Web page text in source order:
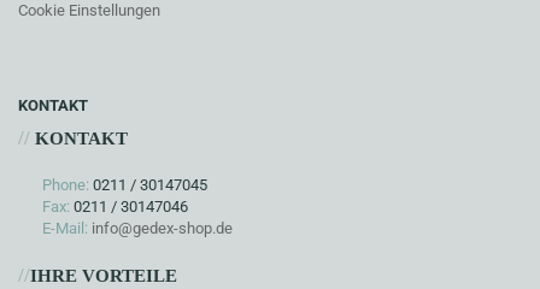
Cookie Einstellungen
KONTAKT
// KONTAKT
Phone: 0211 / 30147045
Fax: 0211 / 30147046
E-Mail: info@gedex-shop.de
//IHRE VORTEILE